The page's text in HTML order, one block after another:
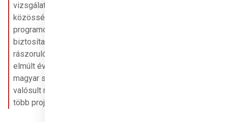
vizsgálatokat és
közösségi
programokat is
biztosítanak a
rászorulóknak. Az
elmúlt években
magyar segítséggel
valósult meg a Rend
több projektje is.